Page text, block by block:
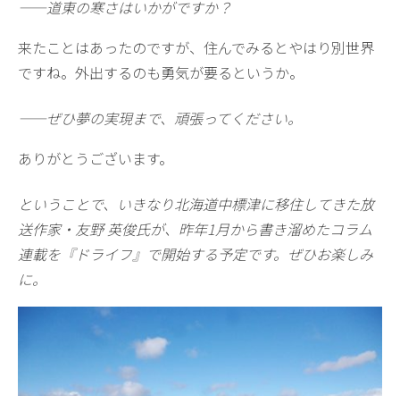
——道東の寒さはいかがですか？
来たことはあったのですが、住んでみるとやはり別世界
ですね。外出するのも勇気が要るというか。
——ぜひ夢の実現まで、頑張ってください。
ありがとうございます。
ということで、いきなり北海道中標津に移住してきた放
送作家・友野 英俊氏が、昨年1月から書き溜めたコラム
連載を『ドライフ』で開始する予定です。ぜひお楽しみ
に。